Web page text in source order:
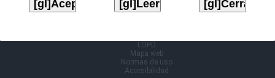
LOPD
Mapa web
Normas de uso
Accesibilidad